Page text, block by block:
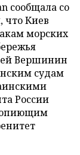
сообщала со
что Киев
морских
Вершинин
судам
России